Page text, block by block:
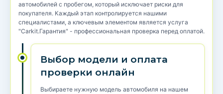
автомобилей с пробегом, который исключает риски для
покупателя. Каждый этап контролируется нашими
специалистами, а ключевым элементом является услуга
"Carkit.Гарантия" - профессиональная проверка перед оплатой.
Выбор модели и оплата
проверки онлайн
Выбираете нужную модель автомобиля на нашем